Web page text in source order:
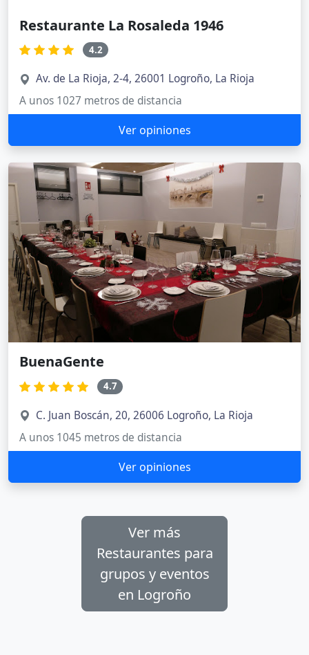
Restaurante La Rosaleda 1946
4.2
Av. de La Rioja, 2-4, 26001 Logroño, La Rioja
A unos 1027 metros de distancia
Ver opiniones
BuenaGente
4.7
C. Juan Boscán, 20, 26006 Logroño, La Rioja
A unos 1045 metros de distancia
Ver opiniones
Ver más
Restaurantes para
grupos y eventos
en Logroño